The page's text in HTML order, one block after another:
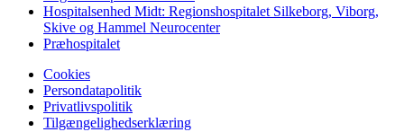
Hospitalsenhed Midt: Regionshospitalet Silkeborg, Viborg,
Skive og Hammel Neurocenter
Præhospitalet
Cookies
Persondatapolitik
Privatlivspolitik
Tilgængelighedserklæring